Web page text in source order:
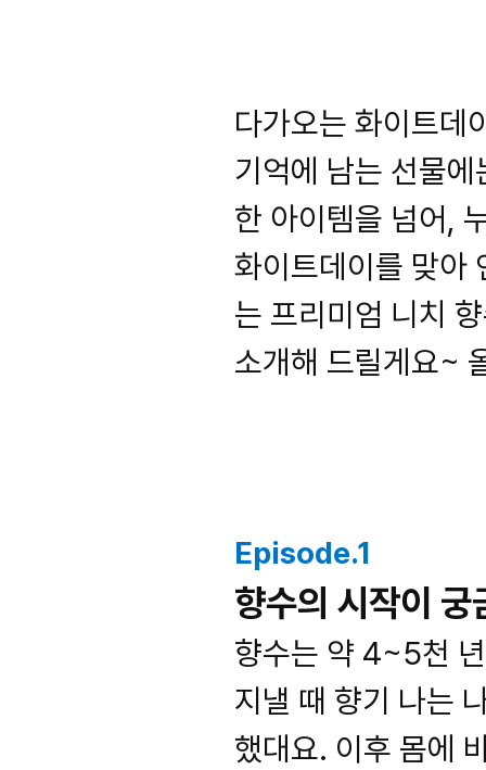
다가오는 화이트데
기억에 남는 선물에
한 아이템을 넘어,
화이트데이를 맞아
는 프리미엄 니치
소개해 드릴게요~
Episode.1
향수의 시작이 궁
향수는 약 4~5천
지낼 때 향기 나는
했대요. 이후 몸에